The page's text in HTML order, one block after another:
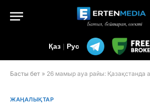
Қаз | Рус
Басты бет » 26 мамыр ауа райы: Қазақстанда аптап ыстық
ЖАҢАЛЫҚТАР